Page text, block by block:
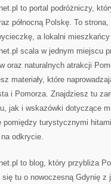
to portal podróżniczy,
północną Polskę. To
a lokalni
scala w jednym miejscu
oraz naturalnych atrakcji
materiały, które
i Pomorza. Znajdziesz tu
jak i wskazówki dotyczące
pomiędzy turystycznymi
odkrycie.
to blog, który przybliża
się tu o nowoczesną Gdynię z